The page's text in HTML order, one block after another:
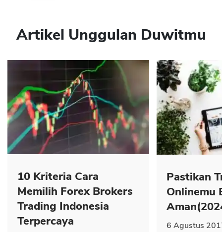
Artikel Unggulan Duwitmu
10 Kriteria Cara
Memilih Forex Brokers
Trading Indonesia
Terpercaya
Pastikan
Onlinemu
6 Agustus